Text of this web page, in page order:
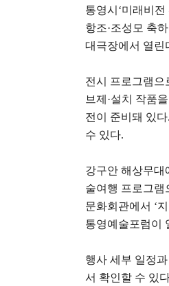
통영시 ‘미래비전
항조·조성모 축
대극장에서 열린
전시 프로그램으
브제 ·설치 작품
전이 준비돼 있다.
수 있다.
강구안 해상무대
술여행 프로그램
문화회관에서 ‘
통영예술포럼이
행사 세부 일정
서 확인할 수 있